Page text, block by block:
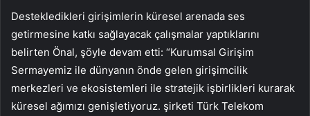
Destekledikleri girişimlerin küresel arenada ses
getirmesine katkı sağlayacak çalışmalar yaptıklarını
belirten Önal, şöyle devam etti: “Kurumsal Girişim
Sermayemiz ile dünyanın önde gelen girişimcilik
merkezleri ve ekosistemleri ile stratejik işbirlikleri kurarak
küresel ağımızı genişletiyoruz. şirketi Türk Telekom